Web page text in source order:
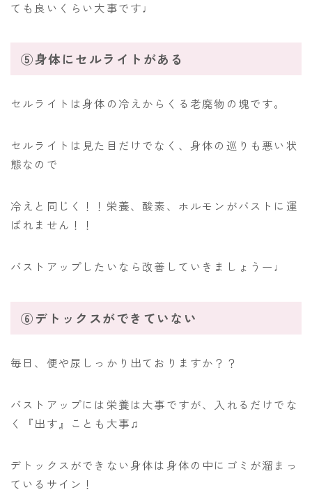
ても良いくらい大事です♩
⑤身体にセルライトがある
セルライトは身体の冷えからくる老廃物の塊です。
セルライトは見た目だけでなく、身体の巡りも悪い状
態なので
冷えと同じく！！栄養、酸素、ホルモンがバストに運
ばれません！！
バストアップしたいなら改善していきましょうー♩
⑥デトックスができていない
毎日、便や尿しっかり出ておりますか？？
バストアップには栄養は大事ですが、入れるだけでな
く『出す』ことも大事♫
デトックスができない身体は身体の中にゴミが溜まっ
ているサイン！